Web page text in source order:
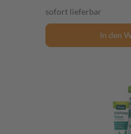
sofort lieferbar
In den